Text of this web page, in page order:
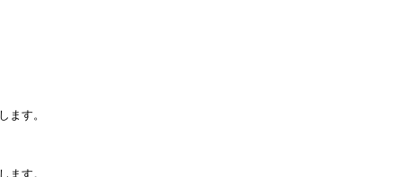
ます。
ます。